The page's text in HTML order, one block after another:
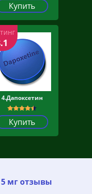
Купить
4.Дапоксетин
Купить
5 мг отзывы